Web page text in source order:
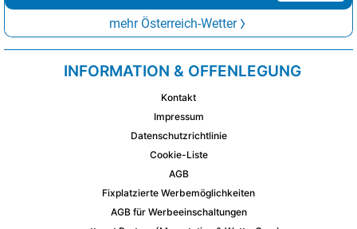
mehr Österreich-Wetter
INFORMATION & OFFENLEGUNG
Kontakt
Impressum
Datenschutzrichtlinie
Cookie-Liste
AGB
Fixplatzierte Werbemöglichkeiten
AGB für Werbeeinschaltungen